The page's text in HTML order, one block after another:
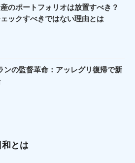
のポートフォリオは放置すべき？
ックすべきではない理由とは
ンの監督革命：アッレグリ復帰で新
とは